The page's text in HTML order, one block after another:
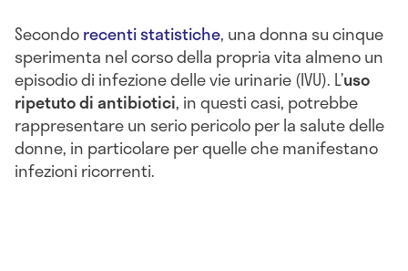
Secondorecenti statistiche, una donna su cinque
sperimenta nel corso della propria vita almeno un
episodio di infezione delle vie urinarie (IVU). L’uso
ripetuto di antibiotici, in questi casi, potrebbe
rappresentare un serio pericolo per la salute delle
donne, in particolare per quelle che manifestano
infezioni ricorrenti.